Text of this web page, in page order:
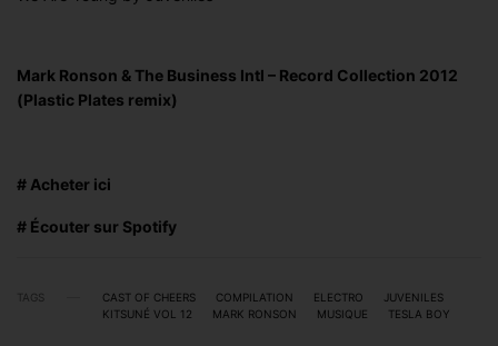
Mark Ronson & The Business Intl – Record Collection 2012
(Plastic Plates remix)
# Acheter ici
# Écouter sur Spotify
TAGS CAST OF CHEERS COMPILATION ELECTRO
JUVENILES
KITSUNÉ VOL 12
MARK RONSON MUSIQUE TESLA BOY